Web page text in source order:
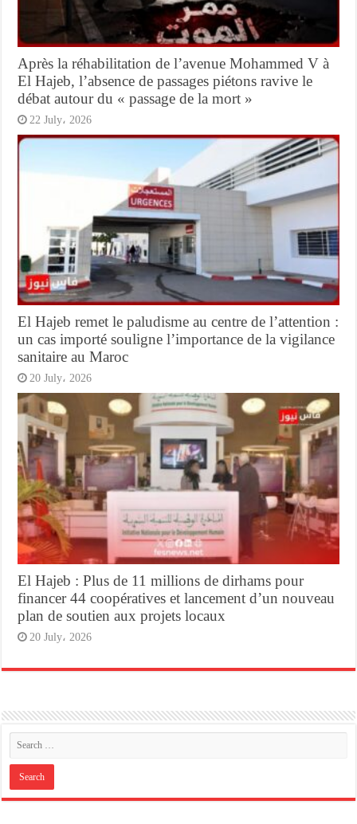
Après la réhabilitation de l’avenue Mohammed V à
El Hajeb, l’absence de passages piétons ravive le
débat autour du « passage de la mort »
22 July، 2026
El Hajeb remet le paludisme au centre de l’attention :
un cas importé souligne l’importance de la vigilance
sanitaire au Maroc
20 July، 2026
El Hajeb : Plus de 11 millions de dirhams pour
financer 44 coopératives et lancement d’un nouveau
plan de soutien aux projets locaux
20 July، 2026